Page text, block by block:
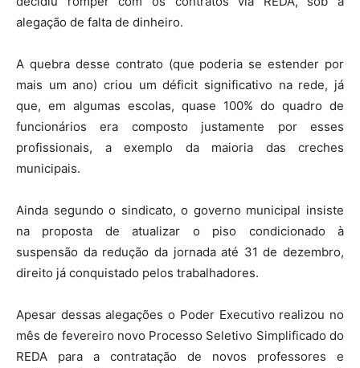
alegação de falta de dinheiro.
A quebra desse contrato (que poderia se estender por
mais um ano) criou um déficit significativo na rede, já
que, em algumas escolas, quase 100% do quadro de
funcionários era composto justamente por esses
profissionais, a exemplo da maioria das creches
municipais.
Ainda segundo o sindicato, o governo municipal insiste
na proposta de atualizar o piso condicionado à
suspensão da redução da jornada até 31 de dezembro,
direito já conquistado pelos trabalhadores.
Apesar dessas alegações o Poder Executivo realizou no
mês de fevereiro novo Processo Seletivo Simplificado do
REDA para a contratação de novos professores e